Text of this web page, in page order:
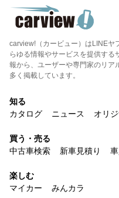
carview!（カービュー）はLINEヤ
らゆる情報やサービスを提供す
報から、ユーザーや専門家のリア
多く掲載しています。
知る
カタログ
ニュース オリ
買う・売る
中古車検索
新車見積り
楽しむ
マイカー
みんカラ